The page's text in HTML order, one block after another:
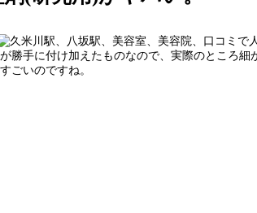
手に付け加えたものなので、実際のところ
ごいのですね。